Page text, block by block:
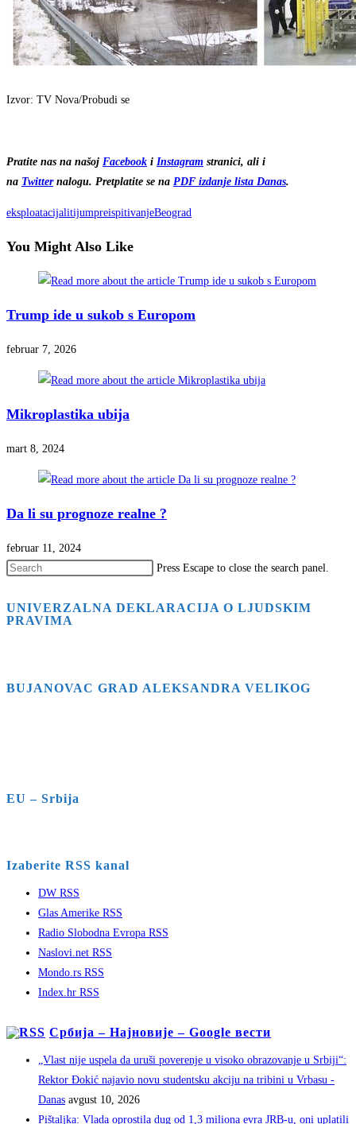
Izvor: TV Nova/Probudi se
Pratite nas na našoj Facebook i Instagram stranici, ali i
na Twitternalogu. Pretplatite se na PDF izdanje lista Danas.
eksploatacijalitijumpreispitivanjeBeograd
You Might Also Like
Trump ide u sukob s Europom
februar 7, 2026
Mikroplastika ubija
mart 8, 2024
Da li su prognoze realne ?
februar 11, 2024
Press Escape to close the search panel.
UNIVERZALNA DEKLARACIJA O LJUDSKIM
PRAVIMA
BUJANOVAC GRAD ALEKSANDRA VELIKOG
EU – Srbija
Izaberite RSS kanal
DW RSS
Glas Amerike RSS
Radio Slobodna Evropa RSS
Naslovi.net RSS
Mondo.rs RSS
Index.hr RSS
Србија – Најновије – Google вести
„Vlast nije uspela da uruši poverenje u visoko obrazovanje u Srbiji“:
Rektor Đokić najavio novu studentsku akciju na tribini u Vrbasu -
Danas avgust 10, 2026
Pištaljka: Vlada oprostila dug od 1,3 miliona evra JRB-u, oni uplatili